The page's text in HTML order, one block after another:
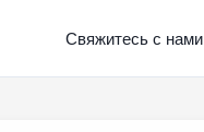
Свяжитесь с нами